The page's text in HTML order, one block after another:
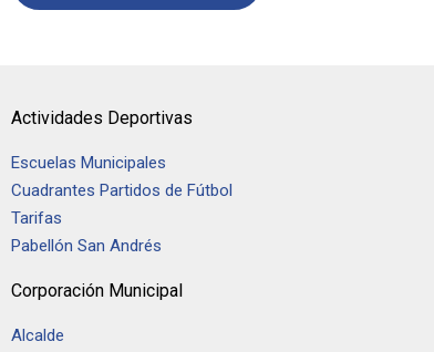
Actividades Deportivas
Escuelas Municipales
Cuadrantes Partidos de Fútbol
Tarifas
Pabellón San Andrés
Corporación Municipal
Alcalde